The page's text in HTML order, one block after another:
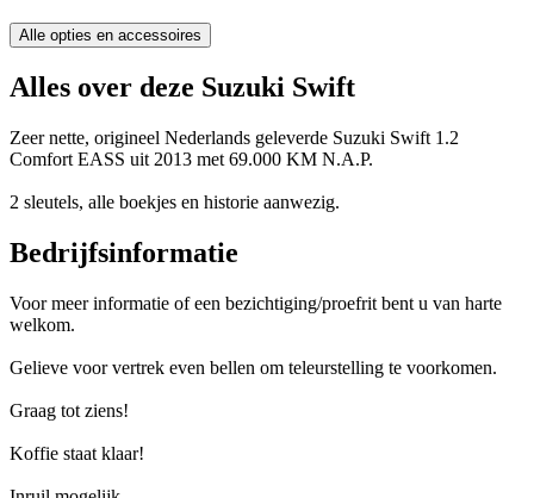
Alle opties en accessoires
Alles over deze Suzuki Swift
Zeer nette, origineel Nederlands geleverde Suzuki Swift 1.2
Comfort EASS uit 2013 met 69.000 KM N.A.P.
2 sleutels, alle boekjes en historie aanwezig.
Bedrijfsinformatie
Voor meer informatie of een bezichtiging/proefrit bent u van harte
welkom.
Gelieve voor vertrek even bellen om teleurstelling te voorkomen.
Graag tot ziens!
Koffie staat klaar!